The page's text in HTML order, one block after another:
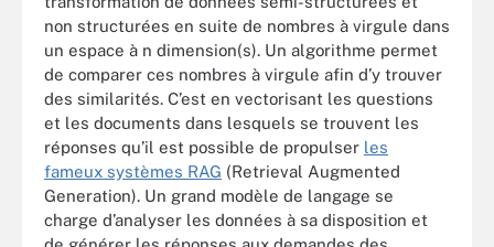
non structurées en suite de nombres à virgule dans
un espace à n dimension(s). Un algorithme permet
de comparer ces nombres à virgule afin d’y trouver
des similarités. C’est en vectorisant les questions
et les documents dans lesquels se trouvent les
réponses qu’il est possible de propulser les
fameux systèmes RAG (Retrieval Augmented
Generation). Un grand modèle de langage se
charge d’analyser les données à sa disposition et